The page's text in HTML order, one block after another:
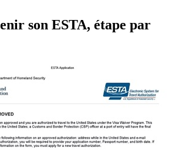
son ESTA, étape par